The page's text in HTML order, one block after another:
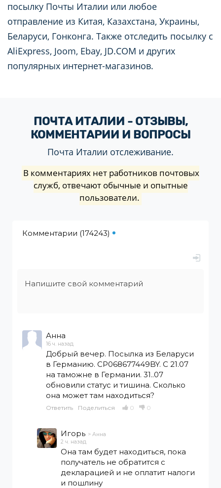
посылку Почты Италии или любое
отправление из Китая, Казахстана, Украины,
Беларуси, Гонконга. Также отследить посылку с
AliExpress, Joom, Ebay, JD.COM и других
популярных интернет-магазинов.
ПОЧТА ИТАЛИИ - ОТЗЫВЫ,
КОММЕНТАРИИ И ВОПРОСЫ
Почта Италии отслеживание.
В комментариях нет работников почтовых
служб, отвечают обычные и опытные
пользователи.